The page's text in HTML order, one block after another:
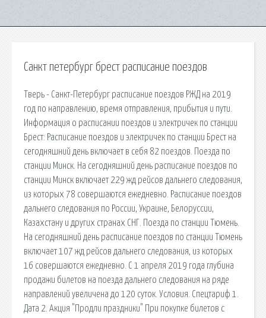
Санкт петербург брест расписание поездов
Тверь - Санкт-Петербург расписание поездов РЖД на 2019
год по направлению, время отправления, прибытия и пути.
Информация о расписании поездов и электричек по станции
Брест: Расписание поездов и электричек по станции Брест на
сегодняшний день включает в себя 82 поездов. Поезда по
станции Минск. На сегодняшний день расписание поездов по
станции Минск включает 229 жд рейсов дальнего следования,
из которых 78 совершаются ежедневно. Расписание поездов
дальнего следования по России, Украине, Белоруссии,
Казахстану и других странах СНГ. Поезда по станции Тюмень.
На сегодняшний день расписание поездов по станции Тюмень
включает 107 жд рейсов дальнего следования, из которых
16 совершаются ежедневно. С 1 апреля 2019 года глубина
продажи билетов на поезда дальнего следования на ряде
направлений увеличена до 120 суток. Условия. Спецтариф 1.
Дата 2. Акция "Продли праздники" При покупке билетов с